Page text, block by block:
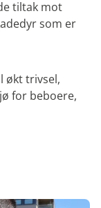
tiltak mot
som er
økt trivsel,
for beboere,